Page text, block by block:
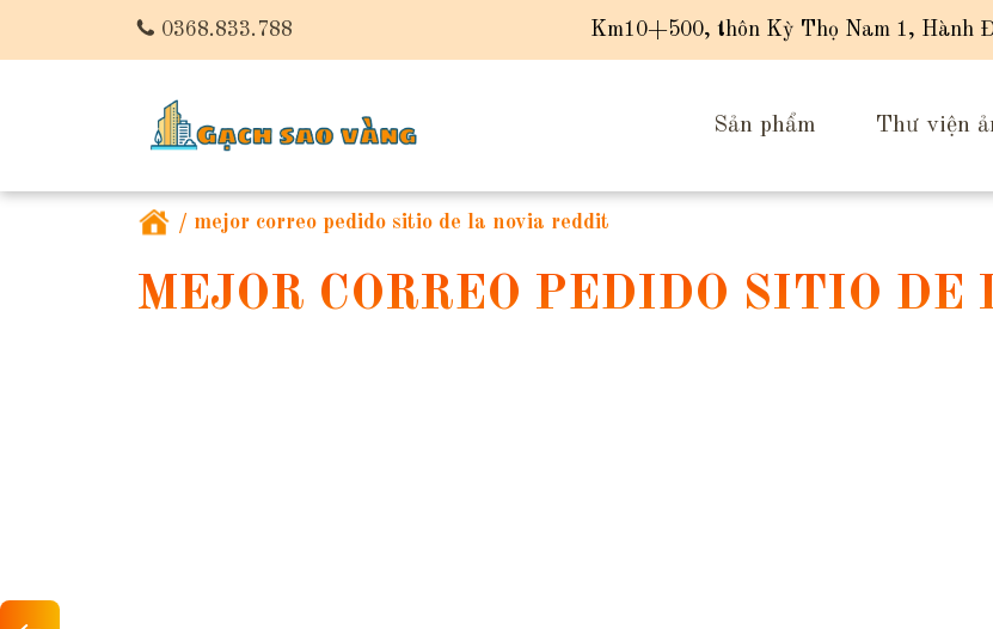
0368.833.788 Km10+500, thôn Kỳ Thọ Nam 1, Hành
Sản phẩm Thư viện
/ mejor correo pedido sitio de la novia reddit
MEJOR CORREO PEDIDO SITIO